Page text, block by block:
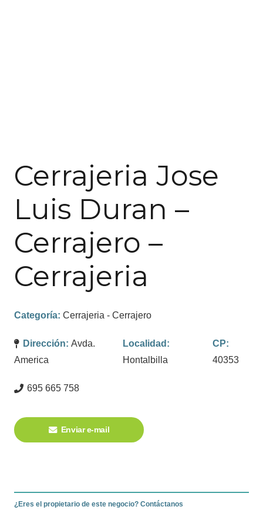
Cerrajeria Jose
Luis Duran –
Cerrajero –
Cerrajeria
Categoría: Cerrajeria - Cerrajero
Dirección:Avda.
America
Localidad:
Hontalbilla
CP:
40353
695 665 758
Enviar e-mail
¿Eres el propietario de este negocio? Contáctanos